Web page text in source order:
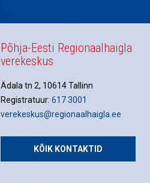
Põhja-Eesti Regionaalhaigla
verekeskus
Ädala tn 2, 10614 Tallinn
Registratuur: 617 3001
verekeskus@regionaalhaigla.ee
KÕIK KONTAKTID